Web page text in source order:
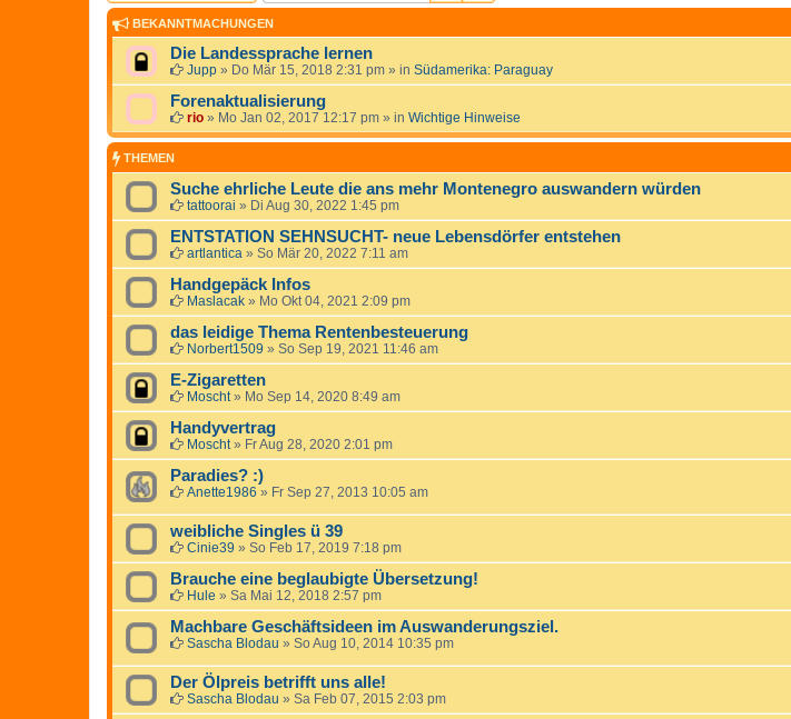
BEKANNTMACHUNGEN
Die Landessprache lernen
Jupp » Do Mär 15, 2018 2:31 pm » in Südamerika: Paraguay
Forenaktualisierung
rio » Mo Jan 02, 2017 12:17 pm » in Wichtige Hinweise
THEMEN
Suche ehrliche Leute die ans mehr Montenegro auswandern würden
tattoorai » Di Aug 30, 2022 1:45 pm
ENTSTATION SEHNSUCHT- neue Lebensdörfer entstehen
artlantica » So Mär 20, 2022 7:11 am
Handgepäck Infos
Maslacak » Mo Okt 04, 2021 2:09 pm
das leidige Thema Rentenbesteuerung
Norbert1509 » So Sep 19, 2021 11:46 am
E-Zigaretten
Moscht» Mo Sep 14, 2020 8:49 am
Handyvertrag
Moscht» Fr Aug 28, 2020 2:01 pm
Paradies? :)
Anette1986 » Fr Sep 27, 2013 10:05 am
weibliche Singles ü 39
Cinie39 » So Feb 17, 2019 7:18 pm
Brauche eine beglaubigte Übersetzung!
Hule » Sa Mai 12, 2018 2:57 pm
Machbare Geschäftsideen im Auswanderungsziel.
Sascha Blodau » So Aug 10, 2014 10:35 pm
Der Ölpreis betrifft uns alle!
Sascha Blodau » Sa Feb 07, 2015 2:03 pm